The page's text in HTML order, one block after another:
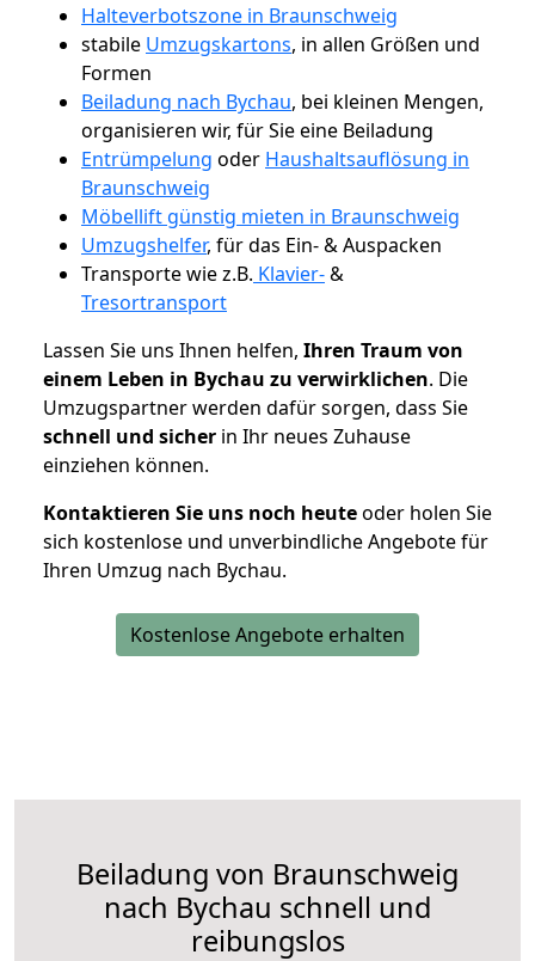
Halteverbotszone in Braunschweig
stabile Umzugskartons, in allen Größen und
Formen
Beiladung nach Bychau, bei kleinen Mengen,
organisieren wir, für Sie eine Beiladung
Entrümpelung oder Haushaltsauflösung in
Braunschweig
Möbellift günstig mieten in Braunschweig
Umzugshelfer, für das Ein- & Auspacken
Transporte wie z.B. Klavier-&
Tresortransport
Lassen Sie uns Ihnen helfen, Ihren Traum von
einem Leben in Bychau zu verwirklichen. Die
Umzugspartner werden dafür sorgen, dass Sie
schnell und sicher in Ihr neues Zuhause
einziehen können.
Kontaktieren Sie uns noch heuteoder holen Sie
sich kostenlose und unverbindliche Angebote für
Ihren Umzug nach Bychau.
Kostenlose Angebote erhalten
Beiladung von Braunschweig
nach Bychau schnell und
reibungslos